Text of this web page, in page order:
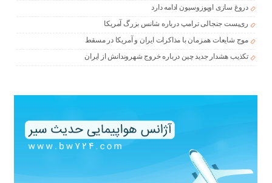
دروغ سازی اوپوزوسیون ادامه دارد
ری‌پست جنجالی ترامپ درباره شانس بزرگ آمریکا
موج شایعات همزمان با مذاکرات ایران و آمریکا در مسقط
تکذیب هشدار جدید چین درباره خروج شهروندانش از ایران